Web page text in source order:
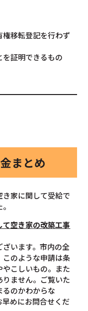
権移転登記を行わず
を証明できるもの
まとめ
家に関して受給で
て空き家の改築工事
います。市内の全
このような申請は条
こしいもの。また
ません。ご覧いた
のかわからな
めにお問合せくだ